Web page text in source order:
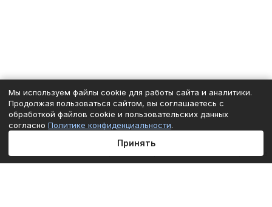
Сравнение
Мы используем файлы cookie для работы сайта и аналитики.
Продолжая пользоваться сайтом, вы соглашаетесь с
обработкой файлов cookie и пользовательских данных
согласно Политике конфиденциальности.
Принять